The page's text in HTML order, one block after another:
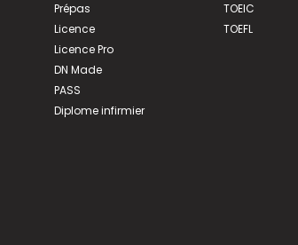
Prépas
Licence
Licence Pro
DN Made
PASS
Diplome infirmier
TOEIC
TOEFL